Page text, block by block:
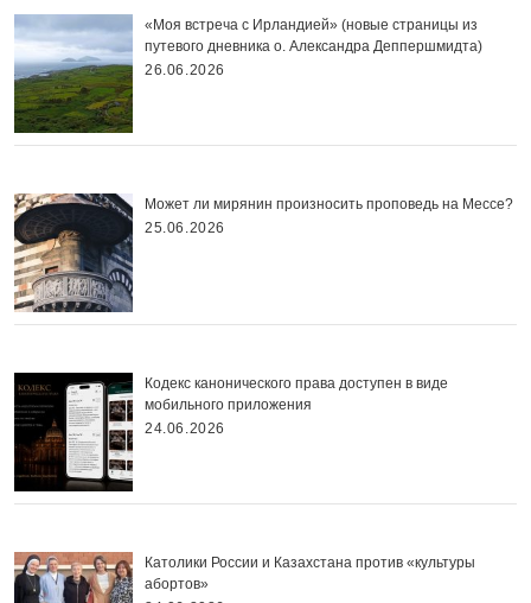
«Моя встреча с Ирландией» (новые страницы из
путевого дневника о. Александра Деппершмидта)
26.06.2026
Может ли мирянин произносить проповедь на Мессе?
25.06.2026
Кодекс канонического права доступен в виде
мобильного приложения
24.06.2026
Католики России и Казахстана против «культуры
абортов»